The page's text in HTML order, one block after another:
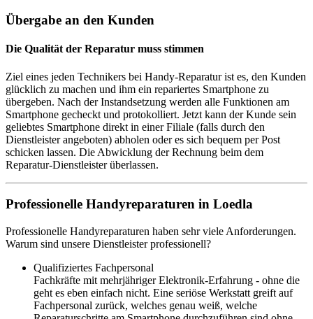
Übergabe an den Kunden
Die Qualität der Reparatur muss stimmen
Ziel eines jeden Technikers bei Handy-Reparatur ist es, den Kunden
glücklich zu machen und ihm ein repariertes Smartphone zu
übergeben. Nach der Instandsetzung werden alle Funktionen am
Smartphone gecheckt und protokolliert. Jetzt kann der Kunde sein
geliebtes Smartphone direkt in einer Filiale (falls durch den
Dienstleister angeboten) abholen oder es sich bequem per Post
schicken lassen. Die Abwicklung der Rechnung beim dem
Reparatur-Dienstleister überlassen.
Professionelle Handyreparaturen in Loedla
Professionelle Handyreparaturen haben sehr viele Anforderungen.
Warum sind unsere Dienstleister professionell?
Qualifiziertes Fachpersonal
Fachkräfte mit mehrjähriger Elektronik-Erfahrung - ohne die
geht es eben einfach nicht. Eine seriöse Werkstatt greift auf
Fachpersonal zurück, welches genau weiß, welche